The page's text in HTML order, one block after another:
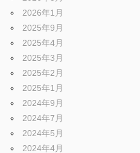
2026年1月
2025年9月
2025年4月
2025年3月
2025年2月
2025年1月
2024年9月
2024年7月
2024年5月
2024年4月